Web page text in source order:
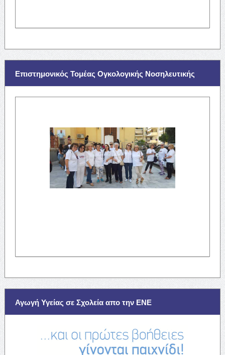
Επιστημονικός Τομέας Ογκολογικής Νοσηλευτικής
Αγωγή Υγείας σε Σχολεία απο την ΕΝΕ